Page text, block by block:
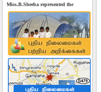
flood management in Japan
"River Basin Disaster Resilience
and Sustainability by all integrated
flood Management in the post-
Covid 19 Era" Miss.B.Sheeba
represented the 9th int...
மேலும் வாசிக்க